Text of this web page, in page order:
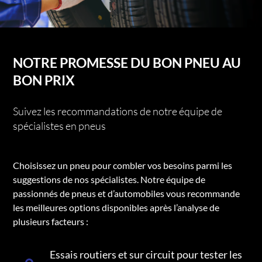
NOTRE PROMESSE DU BON PNEU AU
BON PRIX
Suivez les recommandations de notre équipe de
spécialistes en pneus
Choisissez un pneu pour combler vos besoins parmi les
suggestions de nos spécialistes. Notre équipe de
passionnés de pneus et d’automobiles vous recommande
les meilleures options disponibles après l’analyse de
plusieurs facteurs :
Essais routiers et sur circuit pour tester les